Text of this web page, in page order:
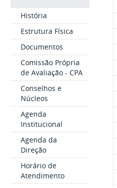
História
Estrutura Física
Documentos
Comissão Própria
de Avaliação - CPA
Conselhos e
Núcleos
Agenda
Institucional
Agenda da
Direção
Horário de
Atendimento